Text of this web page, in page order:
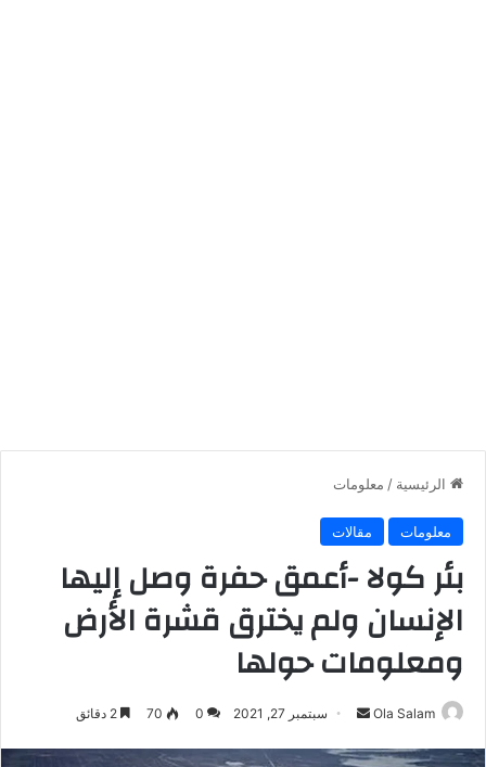
الرئيسية / معلومات
معلومات مقالات
بئر كولا -أعمق حفرة وصل إليها
الإنسان ولم يخترق قشرة الأرض
ومعلومات حولها
Ola Salam
أرسل سبتمبر 27, 2021 0
70